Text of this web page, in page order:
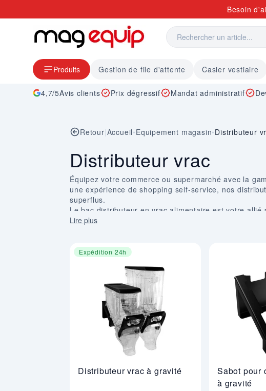
Besoin
Produits Gestion de file d'attente Casier vestiaire
4,7/5Avis clients Prix dégressif Mandat administratif
Retour|Accueil•Equipement magasin•Distributeur
Distributeur vrac
Équipez votre commerce ou supermarché avec la
une expérience de shopping self-service, nos
superflus.
Le bac distributeur en vrac alimentaire est votre
fruits secs, notre silo distributeur en vrac offre une
Lire plus
Expédition 24h
Distributeur vrac à gravité
Sabot pour
à gravité